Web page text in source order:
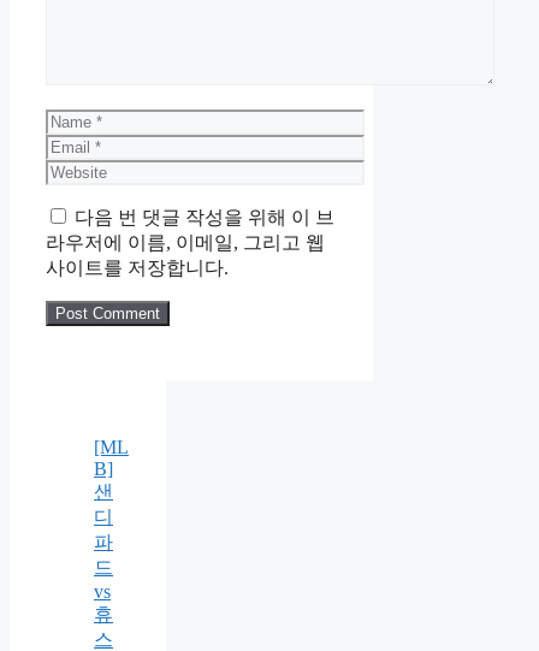
Name
Email
Website
다음 번 댓글 작성을 위해 이 브
라우저에 이름, 이메일, 그리고 웹
사이트를 저장합니다.
[ML
B]
샌
디
파
드
vs
휴
스